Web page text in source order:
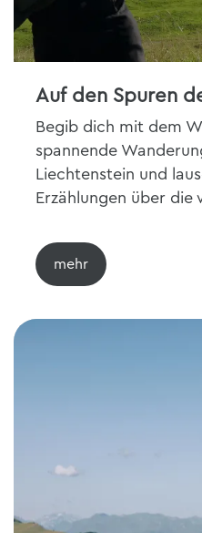
Auf den Spuren
Begib dich mit dem
spannende
Liechtenstein und
Erzählungen über die